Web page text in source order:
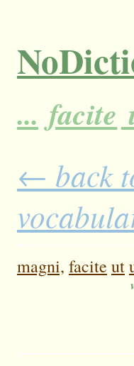
... facite
← back
magni, facite ut